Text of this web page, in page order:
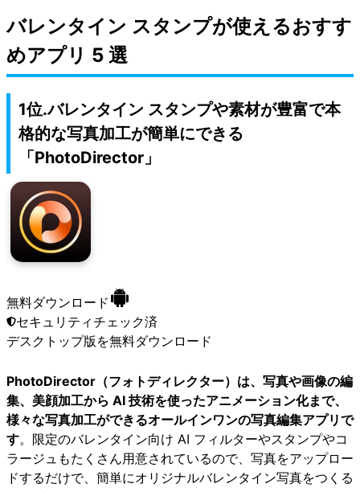
バレンタイン スタンプが使えるおすす
めアプリ 5 選
1位.バレンタイン スタンプや素材が豊富で本
格的な写真加工が簡単にできる
「PhotoDirector」
無料ダウンロード
セキュリティチェック済
デスクトップ版 を無料ダウンロード
PhotoDirector（フォトディレクター）は、写真や画像の編
集、美顔加工から AI 技術を使ったアニメーション化まで、
様々な写真加工ができるオールインワンの写真編集アプリで
す。限定のバレンタイン向け AI フィルターやスタンプやコ
ラージュもたくさん用意されているので、写真をアップロー
ドするだけで、簡単にオリジナルバレンタイン写真をつくる